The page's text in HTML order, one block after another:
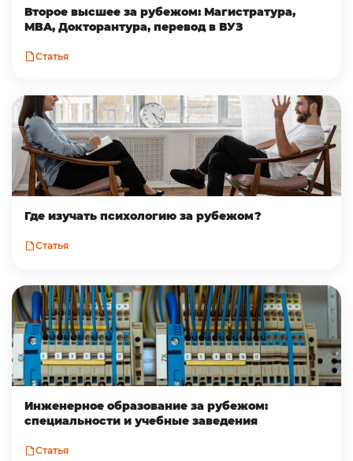
Второе высшее за рубежом: Магистратура,
MBA, Докторантура, перевод в ВУЗ
Статья
Где изучать психологию за рубежом?
Статья
Инженерное образование за рубежом:
специальности и учебные заведения
Статья